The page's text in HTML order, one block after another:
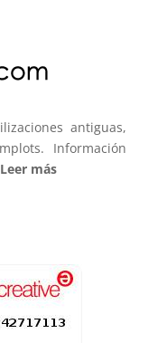
antiguas,
Información
Leer más